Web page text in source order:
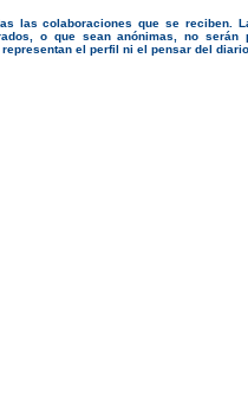
las colaboraciones que se reciben.
o que sean anónimas, no serán
el perfil ni el pensar del